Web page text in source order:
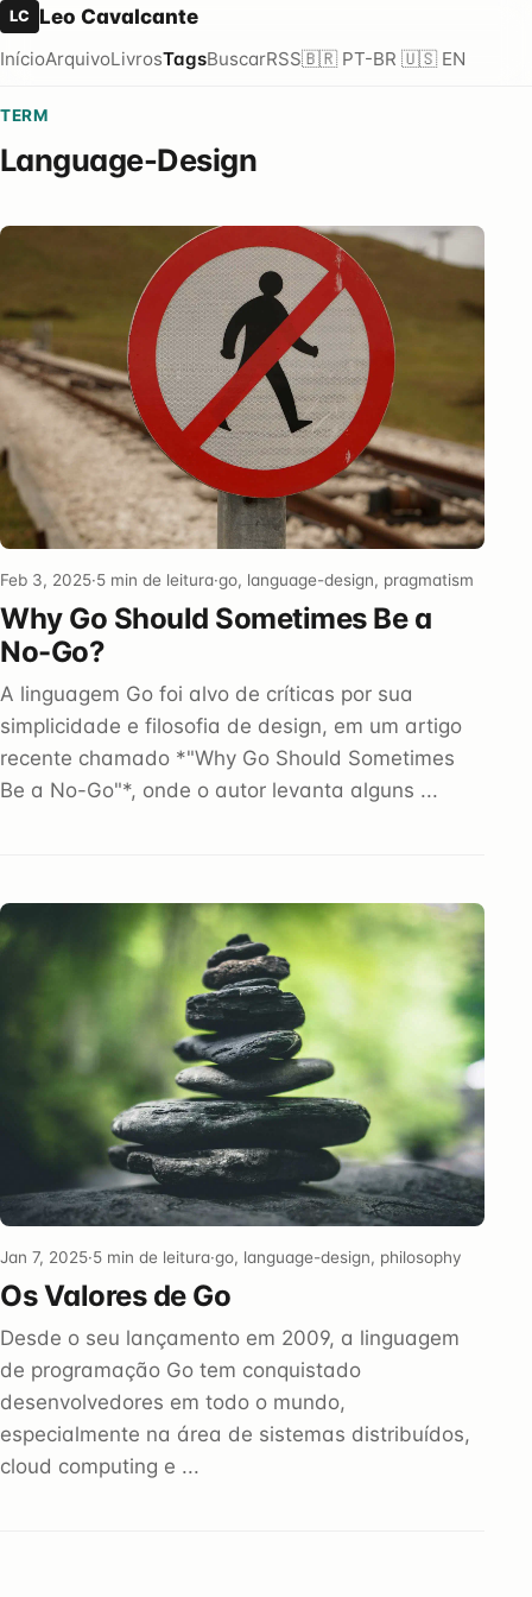
LC Leo Cavalcante
InícioArquivoLivrosTagsBuscarRSS🇧🇷 PT-BR 🇺🇸 EN
TERM
Language-Design
Feb 3, 2025·5 min de leitura·go, language-design, pragmatism
Why Go Should Sometimes Be a
No-Go?
A linguagem Go foi alvo de críticas por sua
simplicidade e filosofia de design, em um artigo
recente chamado *"Why Go Should Sometimes
Be a No-Go"*, onde o autor levanta alguns ...
Jan 7, 2025·5 min de leitura·go, language-design, philosophy
Os Valores de Go
Desde o seu lançamento em 2009, a linguagem
de programação Go tem conquistado
desenvolvedores em todo o mundo,
especialmente na área de sistemas distribuídos,
cloud computing e ...